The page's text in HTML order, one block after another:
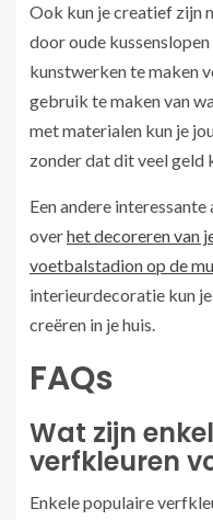
Ook kun je creatief zijn
door oude
kunstwerken te maken
gebruik te maken van
met materialen kun je
zonder dat dit veel geld
Een andere
overhet decoreren van
voetbalstadion op de
interieurdecoratie kun
creëren in je huis.
FAQs
Wat zijn
verfkleuren
Enkele populaire